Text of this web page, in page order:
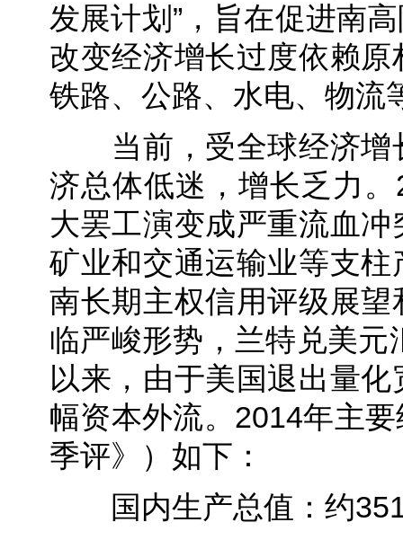
发展计划”，旨在促进南
改变经济增长过度依赖
铁路、公路、水电、物流
当前，受全球经济增
济总体低迷，增长乏力
大罢工演变成严重流血
矿业和交通运输业等支
南长期主权信用评级展
临严峻形势，兰特兑美
以来，由于美国退出量
幅资本外流。2014年主
季评》）如下：
国内生产总值：约